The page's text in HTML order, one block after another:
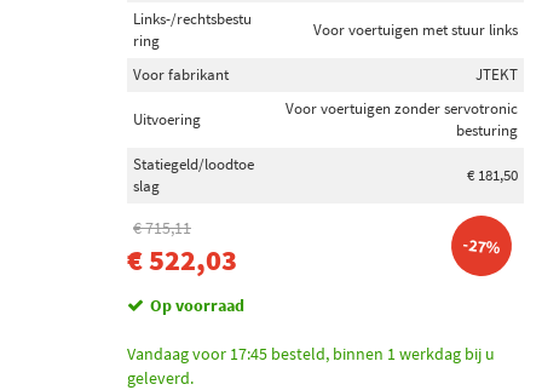
Links-/rechtsbestu
ring
Voor voertuigen met stuur links
Voor fabrikant JTEKT
Uitvoering
Voor voertuigen zonder servotronic
besturing
Statiegeld/loodtoe
slag
€ 181,50
€ 715,11
€ 522,03 -27%
Op voorraad
Vandaag voor 17:45 besteld, binnen 1 werkdag bij u
geleverd.